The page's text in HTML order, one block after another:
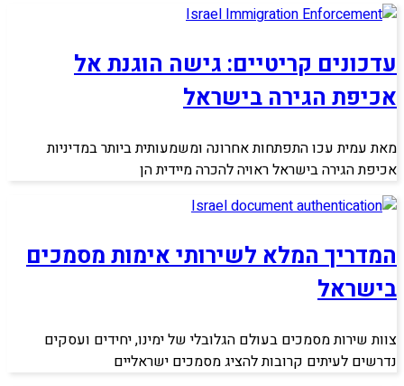
עדכונים קריטיים: גישה הוגנת אל
אכיפת הגירה בישראל
מאת עמית עכו התפתחות אחרונה ומשמעותית ביותר במדיניות
אכיפת הגירה בישראל ראויה להכרה מיידית הן
המדריך המלא לשירותי אימות מסמכים
בישראל
צוות שירות מסמכים בעולם הגלובלי של ימינו, יחידים ועסקים
נדרשים לעיתים קרובות להציג מסמכים ישראליים